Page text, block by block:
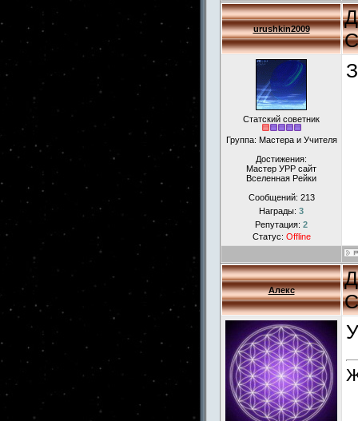
urushkin2009
Статский советник
Группа: Мастера и Учителя
Достижения:
Мастер УРР сайт
Вселенная Рейки
Сообщений: 213
Награды: 3
Репутация: 2
Статус: Offline
Алекс